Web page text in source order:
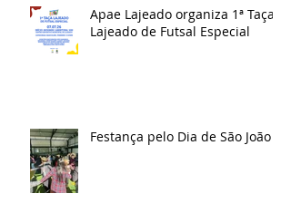
Apae Lajeado organiza 1ª Taça
Lajeado de Futsal Especial
Festança pelo Dia de São João